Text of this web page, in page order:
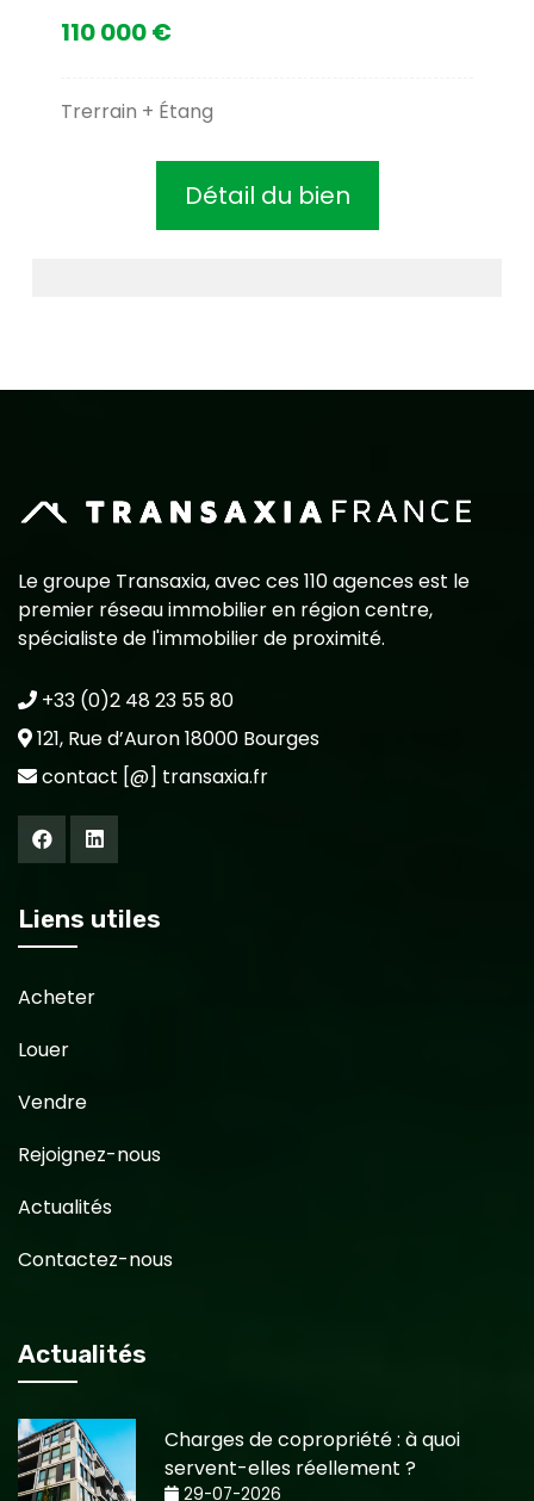
110 000 €
Trerrain + Étang
Détail du bien
Le groupe Transaxia, avec ces 110 agences est le
premier réseau immobilier en région centre,
spécialiste de l'immobilier de proximité.
+33 (0)2 48 23 55 80
121, Rue d’Auron 18000 Bourges
contact [@] transaxia.fr
Liens utiles
Acheter
Louer
Vendre
Rejoignez-nous
Actualités
Contactez-nous
Actualités
Charges de copropriété : à quoi
servent-elles réellement ?
29-07-2026